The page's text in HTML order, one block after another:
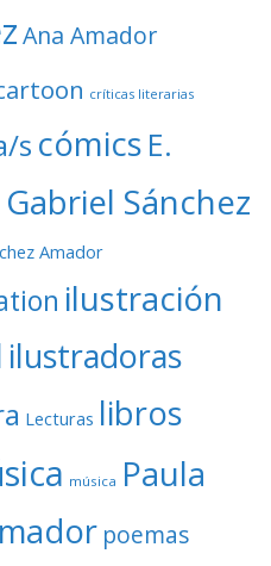
Ana Amador
críticas literarias
s cómics E.
Gabriel Sánchez
Amador
ilustración
ilustradoras
Lecturas libros
música Paula
poemas